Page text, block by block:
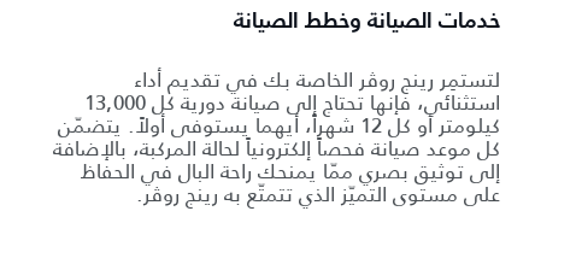
خدمات الصيانة وخطط الصيانة
لتستمِر رينج روڤر الخاصة بك في تقديم أداء
استثنائي، فإنها تحتاج إلى صيانة دورية كل 13,000
كيلومتر أو كل 12 شهراً، أيهما يستوفى أولاً. يتضمّن
كل موعد صيانة فحصاً إلكترونياً لحالة المركبة، بالإضافة
إلى توثيق بصري ممّا يمنحك راحة البال في الحفاظ
على مستوى التميّز الذي تتمتّع به رينج روڤر.